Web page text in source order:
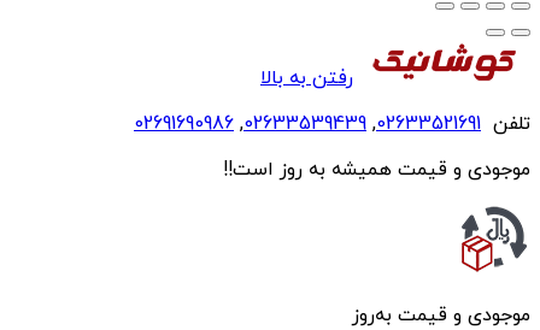
رفتن به بالا
تلفن 02633521691
,
02633539439
,
02691690986
موجودی و قیمت همیشه به روز است!!
موجودی و قیمت به‌روز